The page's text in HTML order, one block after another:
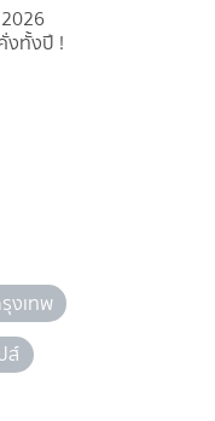
งทั้งปี !
งเทพ
ส์